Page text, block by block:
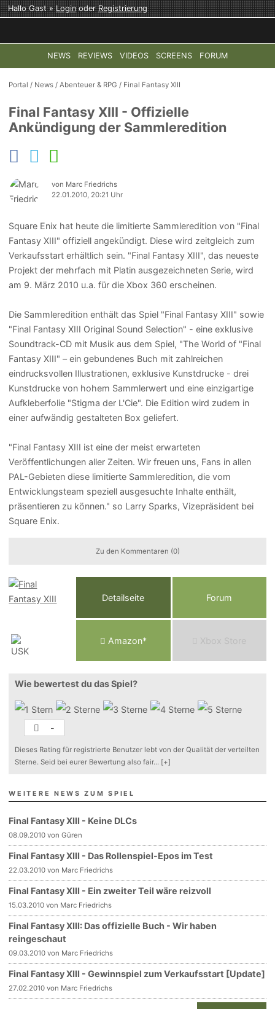
Hallo Gast »LoginoderRegistrierung
NEWS REVIEWS VIDEOS SCREENS FORUM
TOP-THEMEN: COD: MODERN WARFARE 4 HALO:
Portal / News /Abenteuer & RPG / Final Fantasy XIII
Final Fantasy XIII - Offizielle
Ankündigung der Sammleredition
von Marc Friedrichs
22.01.2010, 20:21 Uhr
Square Enix hat heute die limitierte Sammleredition von "Final
Fantasy XIII" offiziell angekündigt. Diese wird zeitgleich zum
Verkaufsstart erhältlich sein. "Final Fantasy XIII", das neueste
Projekt der mehrfach mit Platin ausgezeichneten Serie, wird
am 9. März 2010 u.a. für die Xbox 360 erscheinen.
Die Sammleredition enthält das Spiel "Final Fantasy XIII" sowie
"Final Fantasy XIII Original Sound Selection" - eine exklusive
Soundtrack-CD mit Musik aus dem Spiel, "The World of "Final
Fantasy XIII" – ein gebundenes Buch mit zahlreichen
eindrucksvollen Illustrationen, exklusive Kunstdrucke - drei
Kunstdrucke von hohem Sammlerwert und eine einzigartige
Aufkleberfolie "Stigma der L'Cie". Die Edition wird zudem in
einer aufwändig gestalteten Box geliefert.
"Final Fantasy XIII ist eine der meist erwarteten
Veröffentlichungen aller Zeiten. Wir freuen uns, Fans in allen
PAL-Gebieten diese limitierte Sammleredition, die vom
Entwicklungsteam speziell ausgesuchte Inhalte enthält,
präsentieren zu können." so Larry Sparks, Vizepräsident bei
Square Enix.
Zu den Kommentaren (0)
Detailseite Forum
Amazon* Xbox Store
Wie bewertest du das Spiel?
-
Dieses Rating für registrierte Benutzer lebt von der Qualität der verteilten
Sterne. Seid bei eurer Bewertung also fair... [+]
WEITERE NEWS ZUM SPIEL
Final Fantasy XIII - Keine DLCs
08.09.2010 von Güren
Final Fantasy XIII - Das Rollenspiel-Epos im Test
22.03.2010 von Marc Friedrichs
Final Fantasy XIII - Ein zweiter Teil wäre reizvoll
15.03.2010 von Marc Friedrichs
Final Fantasy XIII: Das offizielle Buch - Wir haben
reingeschaut
09.03.2010 von Marc Friedrichs
Final Fantasy XIII - Gewinnspiel zum Verkaufsstart [Update]
27.02.2010 von Marc Friedrichs